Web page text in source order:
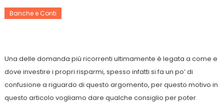
Banche e Conti
Una delle domanda più ricorrenti ultimamente è legata a come e
dove investire i propri risparmi, spesso infatti si fa un po’ di
confusione a riguardo di questo argomento, per questo motivo in
questo articolo vogliamo dare qualche consiglio per poter